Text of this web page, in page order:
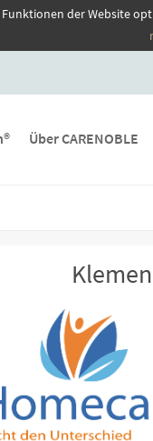
der Website
Über CARENOBLE